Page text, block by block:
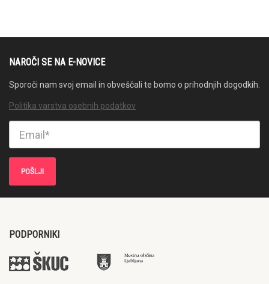
NAROČI SE NA E-NOVICE
Sporoči nam svoj email in obveščali te bomo o prihodnjih dogodkih.
Politika varstva osebnih podatkov
PODPORNIKI